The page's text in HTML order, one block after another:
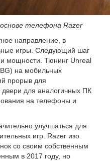
телефона Razer
направление, в
игры. Следующий шаг
мощности. Тюнинг Unreal
на мобильных
прорыв для
двери для аналогичных ПК
на телефоны и
улучшаться для
игр. Razer изо
со своим собственным
в 2017 году, но